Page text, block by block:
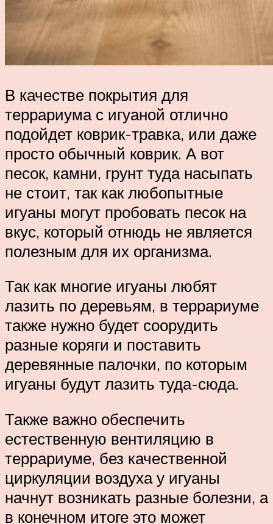
В качестве покрытия для
террариума с игуаной отлично
подойдет коврик-травка, или даже
просто обычный коврик. А вот
песок, камни, грунт туда насыпать
не стоит, так как любопытные
игуаны могут пробовать песок на
вкус, который отнюдь не является
полезным для их организма.
Так как многие игуаны любят
лазить по деревьям, в террариуме
также нужно будет соорудить
разные коряги и поставить
деревянные палочки, по которым
игуаны будут лазить туда-сюда.
Также важно обеспечить
естественную вентиляцию в
террариуме, без качественной
циркуляции воздуха у игуаны
начнут возникать разные болезни, а
в конечном итоге это может